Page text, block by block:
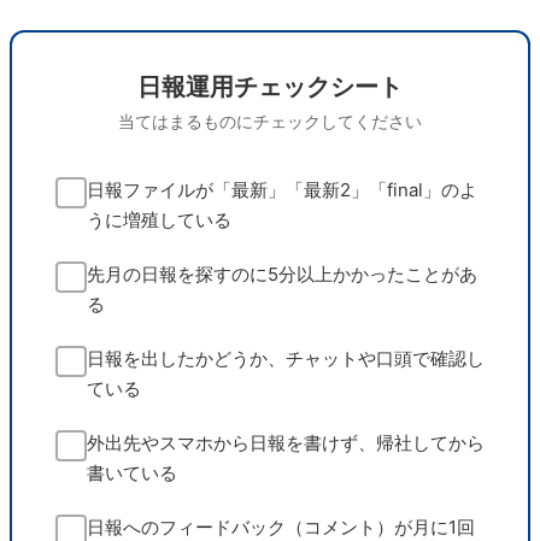
日報運用チェックシート
当てはまるものにチェックしてください
日報ファイルが「最新」「最新2」「final」のよ
うに増殖している
先月の日報を探すのに5分以上かかったことがあ
る
日報を出したかどうか、チャットや口頭で確認し
ている
外出先やスマホから日報を書けず、帰社してから
書いている
日報へのフィードバック（コメント）が月に1回